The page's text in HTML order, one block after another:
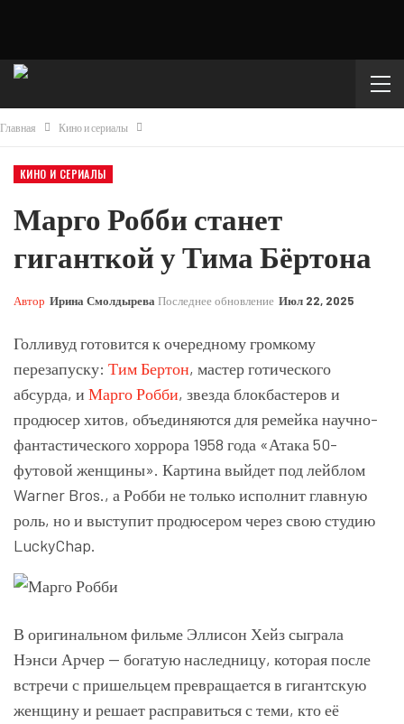
Главная Кино и сериалы
КИНО И СЕРИАЛЫ
Марго Робби станет
гиганткой у Тима Бёртона
Автор Ирина Смолдырева Последнее обновление Июл 22, 2025
Голливуд готовится к очередному громкому
перезапуску: Тим Бертон, мастер готического
абсурда, и Марго Робби, звезда блокбастеров и
продюсер хитов, объединяются для ремейка научно-
фантастического хоррора 1958 года «Атака 50-
футовой женщины». Картина выйдет под лейблом
Warner Bros., а Робби не только исполнит главную
роль, но и выступит продюсером через свою студию
LuckyChap.
В оригинальном фильме Эллисон Хейз сыграла
Нэнси Арчер — богатую наследницу, которая после
встречи с пришельцем превращается в гигантскую
женщину и решает расправиться с теми, кто её